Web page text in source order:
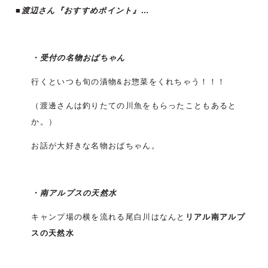
■渡辺さん『おすすめポイント』…
・受付の名物おばちゃん
行くといつも旬の漬物&お惣菜をくれちゃう！！！
（渡邊さんは釣りたての川魚をもらったこともあると
か。）
お話が大好きな名物おばちゃん。
・南アルプスの天然水
キャンプ場の横を流れる尾白川はなんと リアル南アルプ
スの天然水